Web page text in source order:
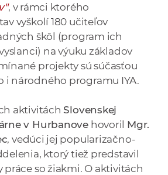
, v rámci ktorého
vyškolí 180 učiteľov
škôl (program ich
na výuku základov
projekty sú súčasťou
i národného programu IYA.
aktivitách Slovenskej
v Hurbanove hovoril Mgr.
, vedúci jej popularizačno-
ktorý tiež predstavil
so žiakmi. O aktivitách